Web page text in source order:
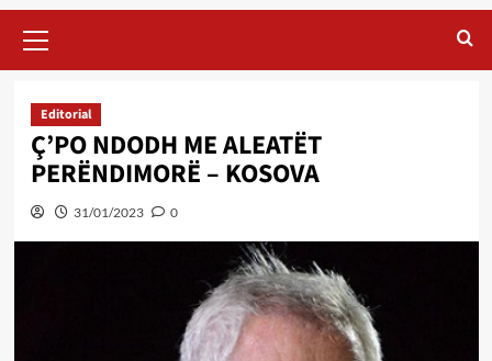
Menu
Editorial
Ç’PO NDODH ME ALEATËT
PERËNDIMORË – KOSOVA
31/01/2023 0